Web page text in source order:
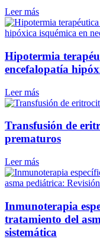
Leer más
Hipotermia
encefalopatía
Leer más
Transfusión de
prematuros
Leer más
Inmunoterapia
tratamiento del
sistemática